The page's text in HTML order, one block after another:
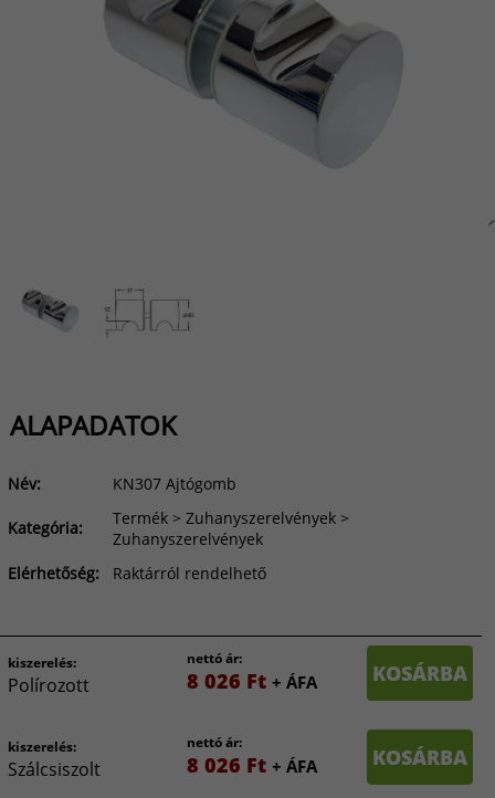
ALAPADATOK
Név: KN307 Ajtógomb
Kategória:
Termék > Zuhanyszerelvények >
Zuhanyszerelvények
Elérhetőség:
Raktárról rendelhető
kiszerelés:
Polírozott
nettó ár:
8 026 Ft + ÁFA KOSÁRBA
kiszerelés:
Szálcsiszolt
nettó ár:
8 026 Ft + ÁFA KOSÁRBA